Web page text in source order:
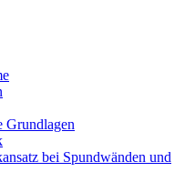
bei Spundwänden und